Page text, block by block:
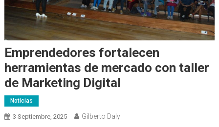
Emprendedores fortalecen
herramientas de mercado con taller
de Marketing Digital
Noticias
3 Septiembre, 2025 Gilberto Daly